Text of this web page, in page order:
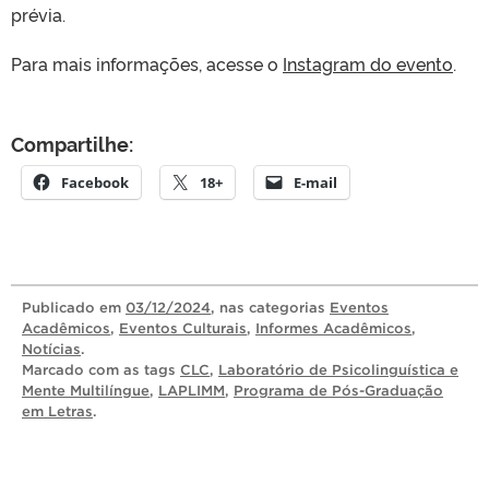
prévia.
Para mais informações, acesse o Instagram do evento.
Compartilhe:
Facebook 18+ E-mail
Publicado em 03/12/2024, nas categorias Eventos
Acadêmicos, Eventos Culturais, Informes Acadêmicos,
Notícias.
Marcado com as tags CLC, Laboratório de Psicolinguística e
Mente Multilíngue, LAPLIMM, Programa de Pós-Graduação
em Letras.